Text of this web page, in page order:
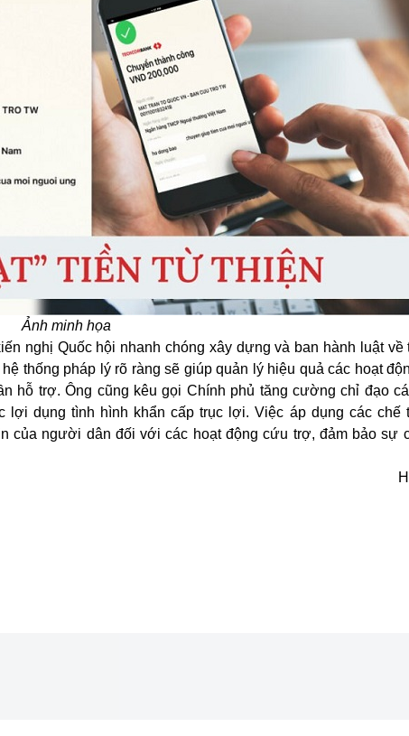
Ảnh minh họa
nghị Quốc hội nhanh chóng xây dựng và ban hành luật về
thống pháp lý rõ ràng sẽ giúp quản lý hiệu quả các hoạt
hỗ trợ. Ông cũng kêu gọi Chính phủ tăng cường chỉ đạo
dụng tình hình khẩn cấp trục lợi. Việc áp dụng các chế
của người dân đối với các hoạt động cứu trợ, đảm bảo sự